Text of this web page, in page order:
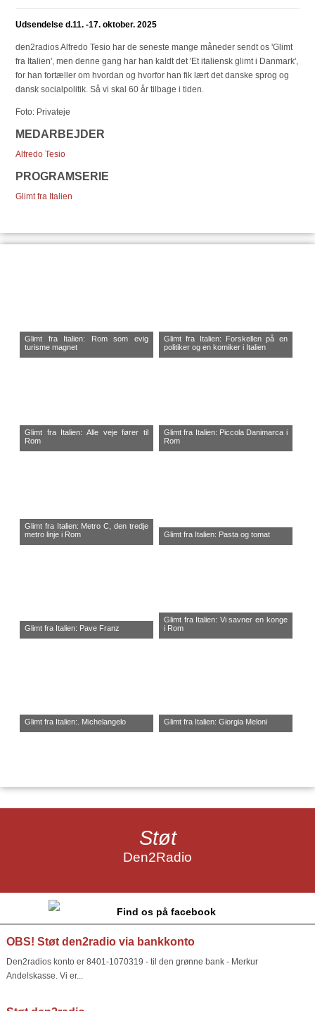
Udsendelse d.11. -17. oktober. 2025
den2radios Alfredo Tesio har de seneste mange måneder sendt os 'Glimt
fra Italien', men denne gang har han kaldt det 'Et italiensk glimt i Danmark',
for han fortæller om hvordan og hvorfor han fik lært det danske sprog og
dansk socialpolitik. Så vi skal 60 år tilbage i tiden.
Foto: Privateje
MEDARBEJDER
Alfredo Tesio
PROGRAMSERIE
Glimt fra Italien
Glimt fra Italien: Rom som evig
turisme magnet
Glimt fra Italien: Forskellen på en
politiker og en komiker i Italien
Glimt fra Italien: Alle veje fører til
Rom
Glimt fra Italien: Piccola Danimarca i
Rom
Glimt fra Italien: Metro C, den tredje
metro linje i Rom
Glimt fra Italien: Pasta og tomat
Glimt fra Italien: Pave Franz
Glimt fra Italien: Vi savner en konge
i Rom
Glimt fra Italien:. Michelangelo Glimt fra Italien: Giorgia Meloni
Støt
Den2Radio
Find os på facebook
OBS! Støt den2radio via bankkonto
Den2radios konto er 8401-1070319 - til den grønne bank - Merkur
Andelskasse. Vi er...